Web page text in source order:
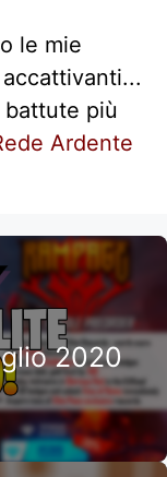
le mie
più
Ardente
2020